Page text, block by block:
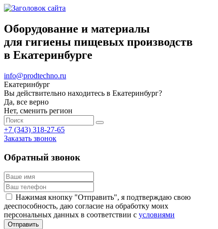
Оборудование и материалы
для гигиены пищевых производств
в Екатеринбурге
info@prodtechno.ru
Екатеринбург
Вы действительно находитесь в Екатеринбург?
Да, все верно
Нет, сменить регион
+7 (343) 318-27-65
Заказать звонок
Обратный звонок
Нажимая кнопку "Отправить", я подтверждаю свою
дееспособность, даю согласие на обработку моих
персональных данных в соответствии с условиями